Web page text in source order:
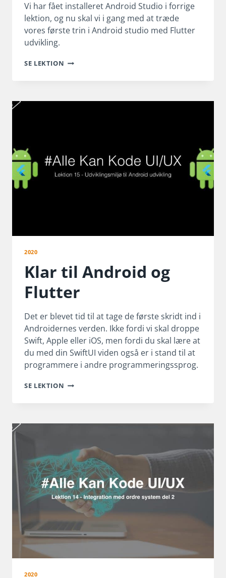
Vi har fået installeret Android Studio i forrige
lektion, og nu skal vi i gang med at træde
vores første trin i Android studio med Flutter
udvikling.
SE LEKTION DE
2020
Klar til Android og
Flutter
Det er blevet tid til at tage de første skridt ind i
Androidernes verden. Ikke fordi vi skal droppe
Swift, Apple eller iOS, men fordi du skal lære at
du med din SwiftUI viden også er i stand til at
programmere i andre programmeringssprog.
SE LEKTION KLAR
FLUTTER
2020